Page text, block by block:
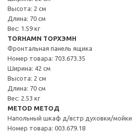
Высота: 2 см
Длина: 70 см
Вес: 1.59 кг
TORHAMN ТОРХЭМН
Фронтальная панель ящика
Номер товара: 703.673.35
Ширина: 42 см
Высота: 2 см
Длина: 70 см
Вес: 2.53 кг
METOD МЕТОД
Напольный шкаф д/встр духовки/мойки
Номер товара: 003.679.18